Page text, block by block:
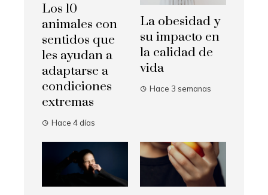
Los 10
animales con
sentidos que
les ayudan a
adaptarse a
condiciones
extremas
Hace 4 días
La obesidad y
su impacto en
la calidad de
vida
Hace 3 semanas